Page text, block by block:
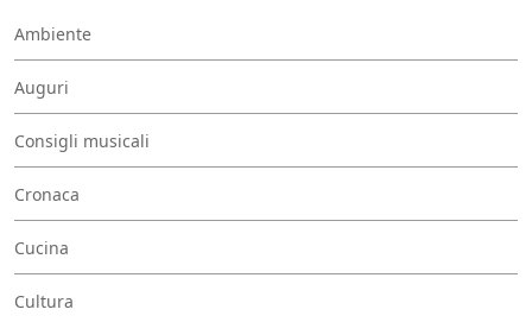
Ambiente
Auguri
Consigli musicali
Cronaca
Cucina
Cultura